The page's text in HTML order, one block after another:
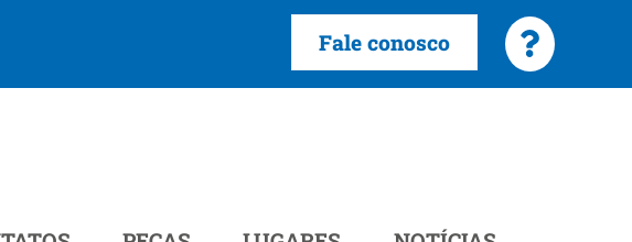
Fale conosco